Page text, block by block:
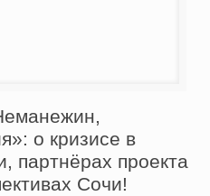
о кризисе в
партнёрах проекта
Сочи!